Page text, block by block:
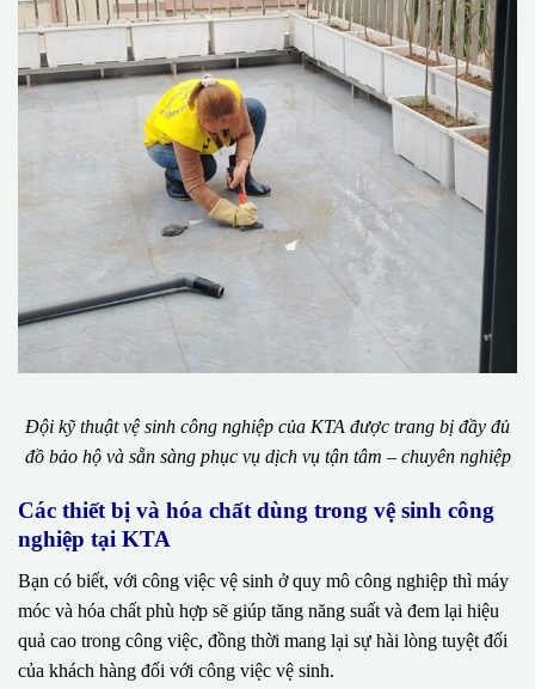
Đội kỹ thuật vệ sinh công nghiệp của KTA được trang bị đầy đủ
đồ bảo hộ và sẵn sàng phục vụ dịch vụ tận tâm – chuyên nghiệp
Các thiết bị và hóa chất dùng trong vệ sinh công
nghiệp tại KTA
Bạn có biết, với công việc vệ sinh ở quy mô công nghiệp thì máy
móc và hóa chất phù hợp sẽ giúp tăng năng suất và đem lại hiệu
quả cao trong công việc, đồng thời mang lại sự hài lòng tuyệt đối
của khách hàng đối với công việc vệ sinh.